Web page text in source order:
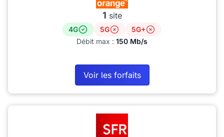
1 site
4G 5G
5G+
Débit max : 150 Mb/s
Voir les forfaits